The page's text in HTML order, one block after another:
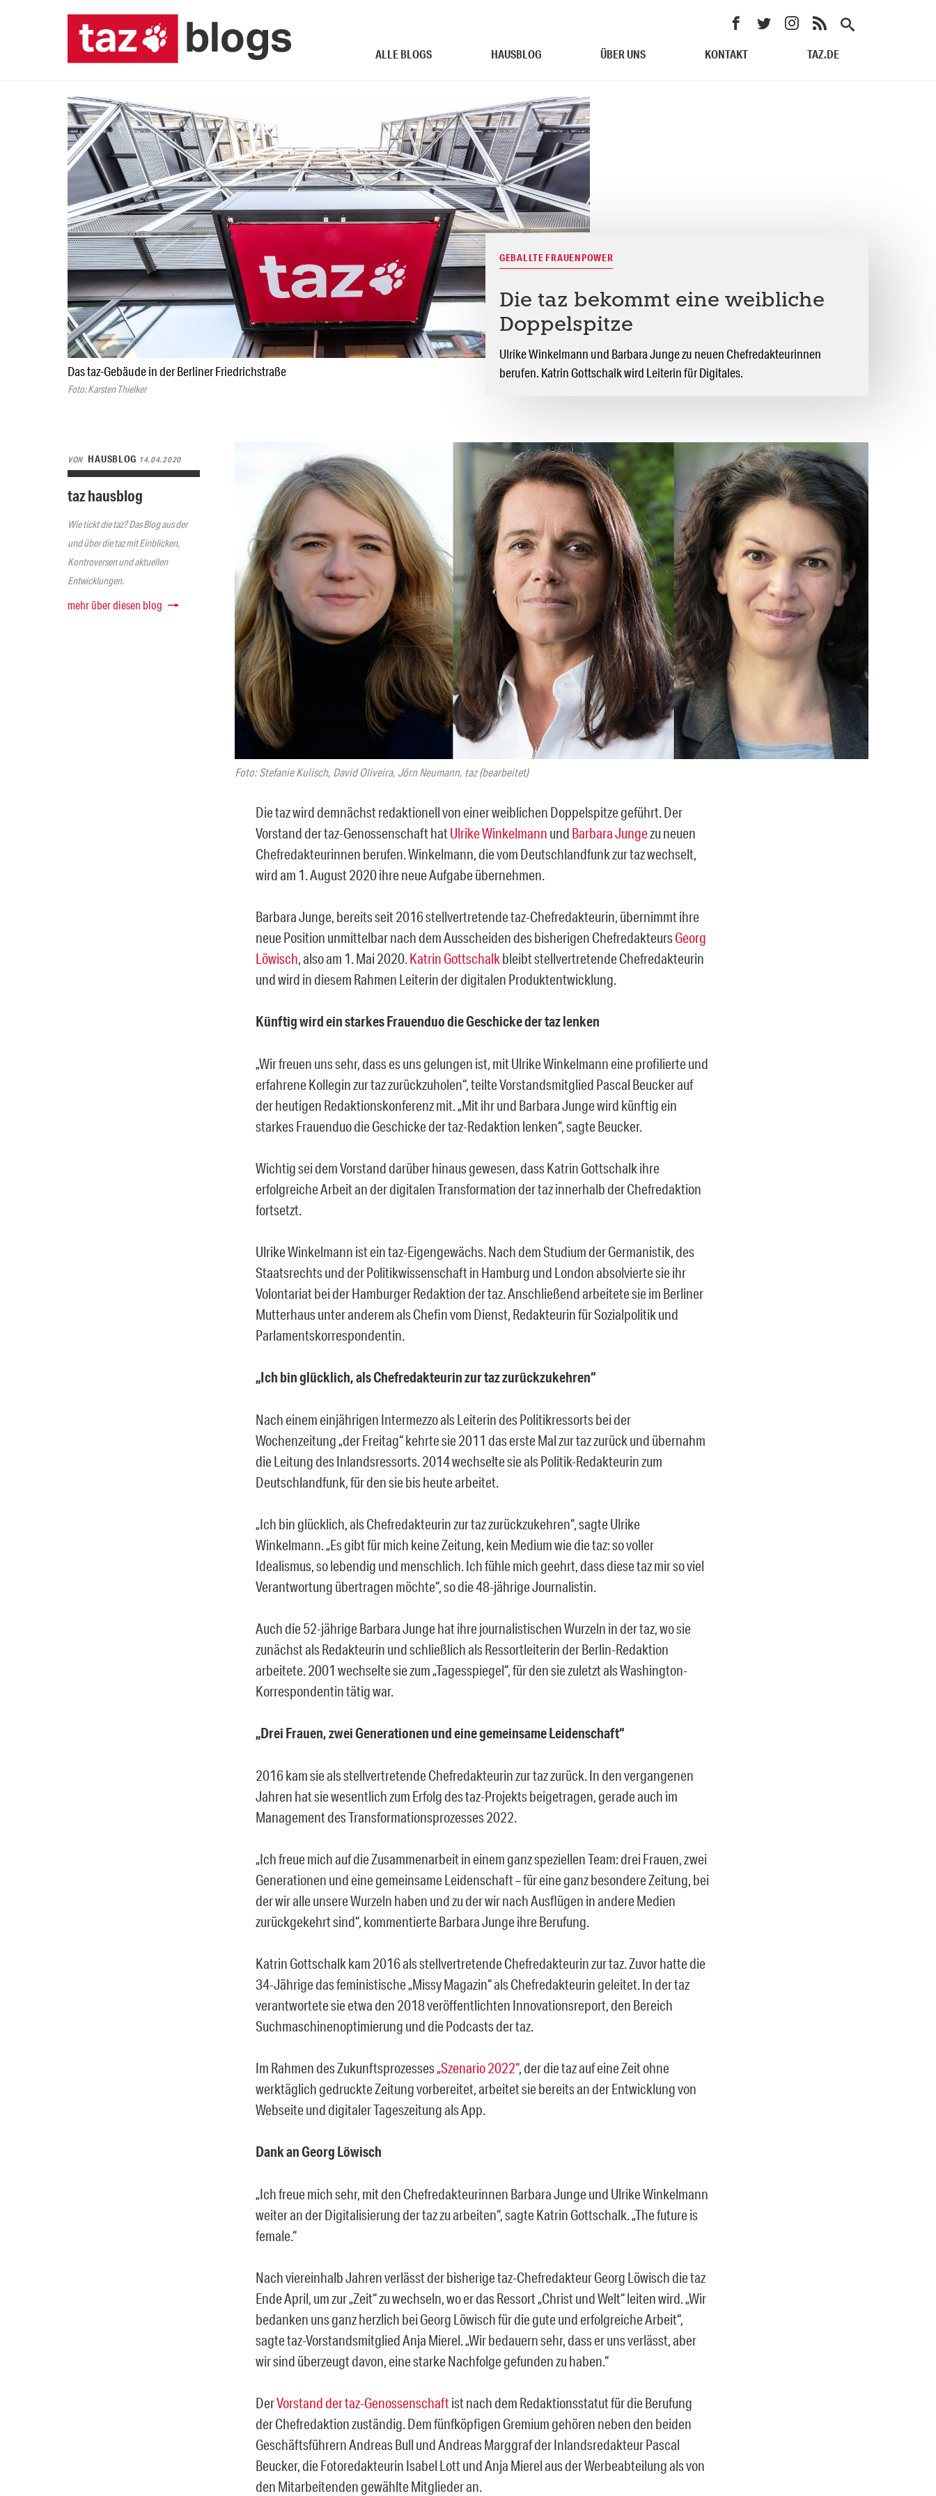
ALLE BLOGS HAUSBLOG ÜBER UNS KONTAKT TAZ.DE
Das taz-Gebäude in der Berliner Friedrichstraße
Foto: Karsten Thielker
GEBALLTE FRAUENPOWER
Die taz bekommt eine weibliche
Doppelspitze
Ulrike Winkelmann und Barbara Junge zu neuen Chefredakteurinnen
berufen. Katrin Gottschalk wird Leiterin für Digitales.
VON HAUSBLOG 14.04.2020
taz hausblog
Wie tickt die taz? Das Blog aus der
und über die taz mit Einblicken,
Kontroversen und aktuellen
Entwicklungen.
mehr über diesen blog
Foto: Stefanie Kulisch, David Oliveira, Jörn Neumann, taz (bearbeitet)
Die taz wird demnächst redaktionell von einer weiblichen Doppelspitze geführt. Der
Vorstand der taz-Genossenschaft hatUlrike Winkelmann und Barbara Jungezu neuen
Chefredakteurinnen berufen. Winkelmann, die vom Deutschlandfunk zur taz wechselt,
wird am 1. August 2020 ihre neue Aufgabe übernehmen.
Barbara Junge, bereits seit 2016 stellvertretende taz-Chefredakteurin, übernimmt ihre
neue Position unmittelbar nach dem Ausscheiden des bisherigen ChefredakteursGeorg
Löwisch, also am 1. Mai 2020.Katrin Gottschalkbleibt stellvertretende Chefredakteurin
und wird in diesem Rahmen Leiterin der digitalen Produktentwicklung.
Künftig wird ein starkes Frauenduo die Geschicke der taz lenken
„Wir freuen uns sehr, dass es uns gelungen ist, mit Ulrike Winkelmann eine profilierte und
erfahrene Kollegin zur taz zurückzuholen“, teilte Vorstandsmitglied Pascal Beucker auf
der heutigen Redaktionskonferenz mit. „Mit ihr und Barbara Junge wird künftig ein
starkes Frauenduo die Geschicke der taz-Redaktion lenken“, sagte Beucker.
Wichtig sei dem Vorstand darüber hinaus gewesen, dass Katrin Gottschalk ihre
erfolgreiche Arbeit an der digitalen Transformation der taz innerhalb der Chefredaktion
fortsetzt.
Ulrike Winkelmann ist ein taz-Eigengewächs. Nach dem Studium der Germanistik, des
Staatsrechts und der Politikwissenschaft in Hamburg und London absolvierte sie ihr
Volontariat bei der Hamburger Redaktion der taz. Anschließend arbeitete sie im Berliner
Mutterhaus unter anderem als Chefin vom Dienst, Redakteurin für Sozialpolitik und
Parlamentskorrespondentin.
„Ich bin glücklich, als Chefredakteurin zur taz zurückzukehren“
Nach einem einjährigen Intermezzo als Leiterin des Politikressorts bei der
Wochenzeitung „der Freitag“ kehrte sie 2011 das erste Mal zur taz zurück und übernahm
die Leitung des Inlandsressorts. 2014 wechselte sie als Politik-Redakteurin zum
Deutschlandfunk, für den sie bis heute arbeitet.
„Ich bin glücklich, als Chefredakteurin zur taz zurückzukehren“, sagte Ulrike
Winkelmann. „Es gibt für mich keine Zeitung, kein Medium wie die taz: so voller
Idealismus, so lebendig und menschlich. Ich fühle mich geehrt, dass diese taz mir so viel
Verantwortung übertragen möchte“, so die 48-jährige Journalistin.
Auch die 52-jährige Barbara Junge hat ihre journalistischen Wurzeln in der taz, wo sie
zunächst als Redakteurin und schließlich als Ressortleiterin der Berlin-Redaktion
arbeitete. 2001 wechselte sie zum „Tagesspiegel“, für den sie zuletzt als Washington-
Korrespondentin tätig war.
„Drei Frauen, zwei Generationen und eine gemeinsame Leidenschaft“
2016 kam sie als stellvertretende Chefredakteurin zur taz zurück. In den vergangenen
Jahren hat sie wesentlich zum Erfolg des taz-Projekts beigetragen, gerade auch im
Management des Transformationsprozesses 2022.
„Ich freue mich auf die Zusammenarbeit in einem ganz speziellen Team: drei Frauen, zwei
Generationen und eine gemeinsame Leidenschaft – für eine ganz besondere Zeitung, bei
der wir alle unsere Wurzeln haben und zu der wir nach Ausflügen in andere Medien
zurückgekehrt sind“, kommentierte Barbara Junge ihre Berufung.
Katrin Gottschalk kam 2016 als stellvertretende Chefredakteurin zur taz. Zuvor hatte die
34-Jährige das feministische „Missy Magazin“ als Chefredakteurin geleitet. In der taz
verantwortete sie etwa den 2018 veröffentlichten Innovationsreport, den Bereich
Suchmaschinenoptimierung und die Podcasts der taz.
Im Rahmen des Zukunftsprozesses„Szenario 2022“, der die taz auf eine Zeit ohne
werktäglich gedruckte Zeitung vorbereitet, arbeitet sie bereits an der Entwicklung von
Webseite und digitaler Tageszeitung als App.
Dank an Georg Löwisch
„Ich freue mich sehr, mit den Chefredakteurinnen Barbara Junge und Ulrike Winkelmann
weiter an der Digitalisierung der taz zu arbeiten“, sagte Katrin Gottschalk. „The future is
female.“
Nach viereinhalb Jahren verlässt der bisherige taz-Chefredakteur Georg Löwisch die taz
Ende April, um zur „Zeit“ zu wechseln, wo er das Ressort „Christ und Welt“ leiten wird. „Wir
bedanken uns ganz herzlich bei Georg Löwisch für die gute und erfolgreiche Arbeit“,
sagte taz-Vorstandsmitglied Anja Mierel. „Wir bedauern sehr, dass er uns verlässt, aber
wir sind überzeugt davon, eine starke Nachfolge gefunden zu haben.“
DerVorstand der taz-Genossenschaftist nach dem Redaktionsstatut für die Berufung
der Chefredaktion zuständig. Dem fünfköpfigen Gremium gehören neben den beiden
Geschäftsführern Andreas Bull und Andreas Marggraf der Inlandsredakteur Pascal
Beucker, die Fotoredakteurin Isabel Lott und Anja Mierel aus der Werbeabteilung als von
den Mitarbeitenden gewählte Mitglieder an.